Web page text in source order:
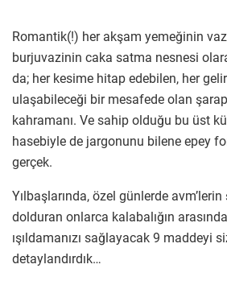
Romantik(!) her akşam yemeğinin
burjuvazinin caka satma nesnesi
da; her kesime hitap edebilen, her
ulaşabileceği bir mesafede olan
kahramanı. Ve sahip olduğu bu üst
hasebiyle de jargonunu bilene epey
gerçek.
Yılbaşlarında, özel günlerde avm’lerin
dolduran onlarca kalabalığın arasında
ışıldamanızı sağlayacak 9 maddeyi
detaylandırdık…